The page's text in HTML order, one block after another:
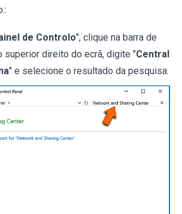
de Controlo", clique na barra de
superior direito do ecrã, digite "Central
" e selecione o resultado da pesquisa: